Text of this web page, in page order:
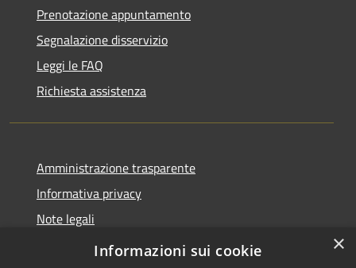
Prenotazione appuntamento
Segnalazione disservizio
Leggi le FAQ
Richiesta assistenza
Amministrazione trasparente
Informativa privacy
Note legali
Dichiarazione di accessibilità
×
Informazioni sui cookie